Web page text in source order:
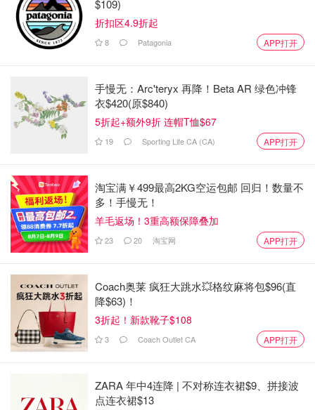
$109)
折扣区4.9折起
8 Patagonia APP打开
手慢无：Arc'teryx 再降！Beta AR 绿色冲锋
衣$420(原$840)
5折起+额外9折 连帽T恤$67
19 Sporting Life CA (CA) APP打开
淘宝满￥499最高2KG空运包邮 回归！数量不
多！手慢无！
羊毛返场！3重高额保障叠加
23 20 淘宝网 APP打开
Coach奥莱 疯狂大跳水💥格纹麻将包$96(直
降$63)！
3折起！新款靴子$108
3 Coach Outlet CA APP打开
ZARA 年中4连降 | 不对称连衣裙$9、拼接波
点连衣裙$13